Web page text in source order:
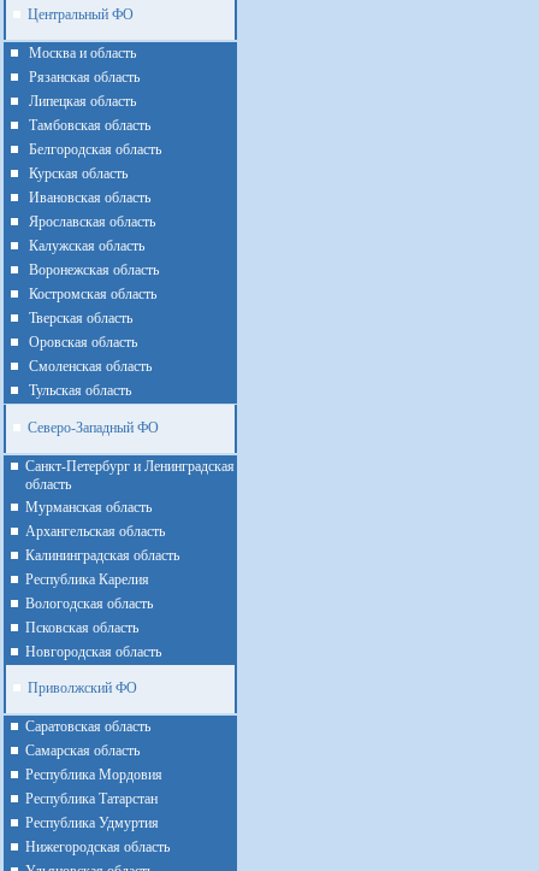
Центральный ФО
Москва и область
Рязанская область
Липецкая область
Тамбовская область
Белгородская область
Курская область
Ивановская область
Ярославская область
Калужская область
Воронежская область
Костромская область
Тверская область
Оровская область
Смоленская область
Тульская область
Северо-Западный ФО
Санкт-Петербург и Ленинградская
область
Мурманская область
Архангельская область
Калининградская область
Республика Карелия
Вологодская область
Псковская область
Новгородская область
Приволжский ФО
Cаратовская область
Cамарская область
Республика Мордовия
Республика Татарстан
Республика Удмуртия
Нижегородская область